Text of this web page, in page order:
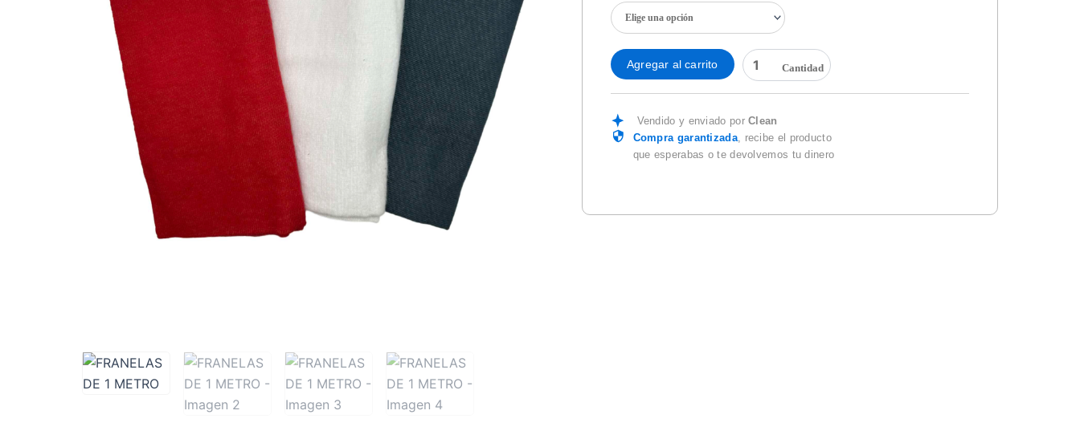
FRANELAS
METRO
cantidad
Agregar al carrito
Vendido y enviado porClean
Compra garantizada, recibe el producto
que esperabas o te devolvemos tu dinero